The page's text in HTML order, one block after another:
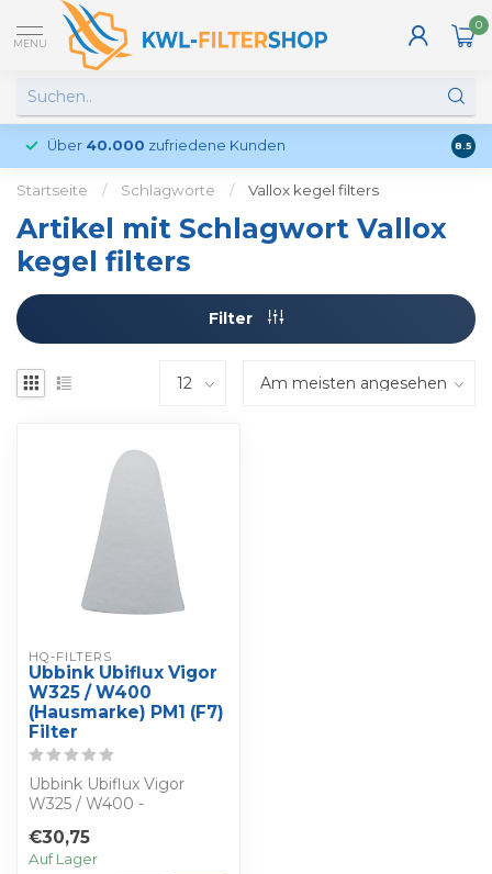
MENU
0
Über 40.000 zufriedene Kunden 8.5
Startseite / Schlagworte / Vallox kegel filters
Artikel mit Schlagwort Vallox
kegel filters
Filter
HQ-FILTERS
Ubbink Ubiflux Vigor
W325 / W400
(Hausmarke) PM1 (F7)
Filter
Ubbink Ubiflux Vigor
W325 / W400 -
eigenen Rabatt - Sie
erha...
€30,75
Auf Lager